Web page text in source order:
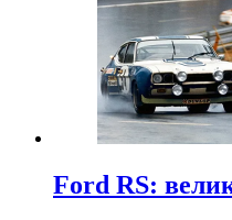
Ford RS: